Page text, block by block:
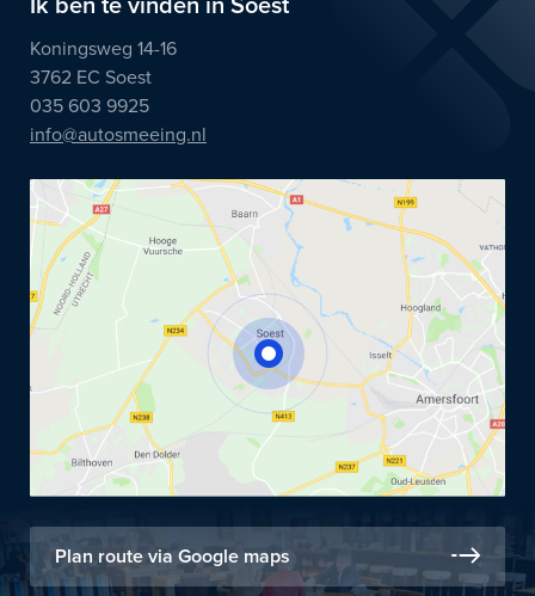
Ik ben te vinden in Soest
Koningsweg 14-16
3762 EC Soest
035 603 9925
info@autosmeeing.nl
Plan route via Google maps